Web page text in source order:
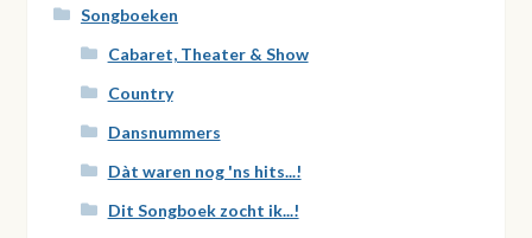
Songboeken
Cabaret, Theater & Show
Country
Dansnummers
Dàt waren nog 'ns hits...!
Dit Songboek zocht ik...!